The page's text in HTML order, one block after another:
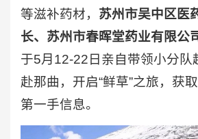
等滋补药材， 苏州市吴中区医
长、苏州市春晖堂药业有限公
于5月12-22日亲自带领小分队
赴那曲，开启“鲜草”之旅，获
第一手信息。